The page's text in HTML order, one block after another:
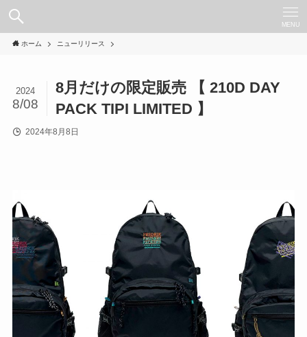
MENU
ホーム ニューリリース
8月だけの限定販売 【 210D DAY
PACK TIPI LIMITED 】
2024
8/08
2024年8月8日